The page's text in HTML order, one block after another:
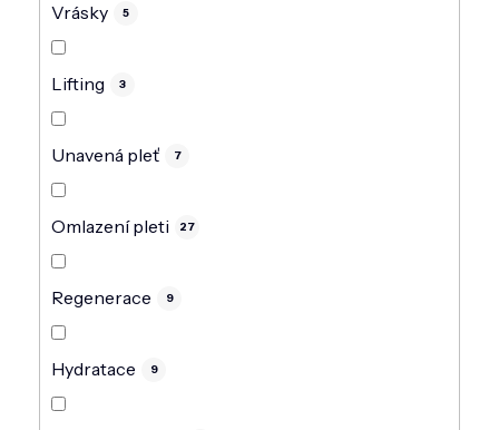
Vrásky 5
Lifting 3
Unavená pleť 7
Omlazení pleti 27
Regenerace 9
Hydratace 9